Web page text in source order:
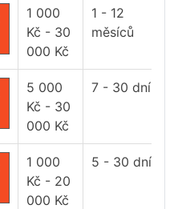
1 000
Kč - 30
000 Kč
1 - 12
měsíců
5 000
Kč - 30
000 Kč
7 - 30 dní
1 000
Kč - 20
000 Kč
5 - 30 dní